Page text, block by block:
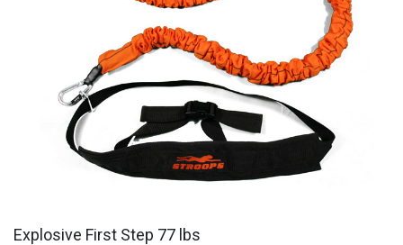
Explosive First Step 77 lbs